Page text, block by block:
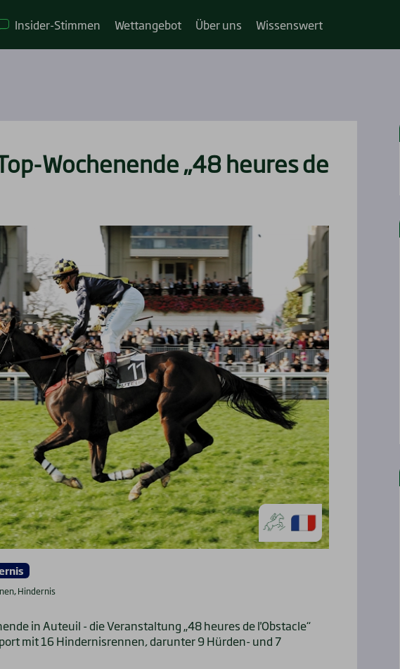
Insi­­der-Stim­­men Wett­an­ge­bot Über uns Wis­sens­wert
Wochen­en­de „48 heu­res de
Hindernis
in Auteuil - die Veranstaltung „48 heures de l'Obstacle“
mit 16 Hindernisrennen, darunter 9 Hürden- und 7